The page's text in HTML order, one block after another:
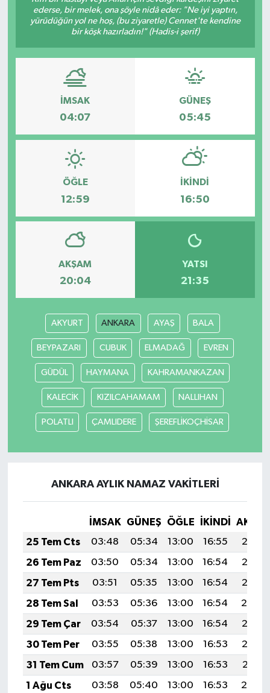
ederse, bir melek, ona şöyle nidâ eder: "Ne iyi yaptın,
yürüdüğün yol ne hoş, (bu ziyaretle) Cennet'te kendine
bir köşk hazırladın!" (Hadis-i şerif)
İMSAK
04:07
GÜNEŞ
05:45
ÖĞLE
12:59
İKINDI
16:50
AKŞAM
20:04
YATSI
21:35
AKYURT ANKARA AYAŞ BALA
BEYPAZARI CUBUK ELMADAĞ EVREN
GÜDÜL HAYMANA KAHRAMANKAZAN
KALECİK KIZILCAHAMAM NALLIHAN
POLATLI ÇAMLIDERE ŞEREFLİKOÇHİSAR
ANKARA AYLIK NAMAZ VAKITLERI
İMSAK GÜNEŞ ÖĞLE İKINDI
25 Tem Cts
03:48 05:34 13:00 16:55
20:17
26 Tem Paz
03:50 05:34 13:00 16:54
20:16
27 Tem Pts
03:51 05:35 13:00 16:54
20:15
28 Tem Sal
03:53 05:36 13:00 16:54
20:14
29 Tem Çar
03:54 05:37 13:00 16:54
20:13
30 Tem Per
03:55 05:38 13:00 16:53
20:12
31 Tem Cum
03:57 05:39 13:00 16:53
20:11
1 Ağu Cts
03:58 05:40 13:00 16:53
20:10
Ekonomi
Tokat Haber